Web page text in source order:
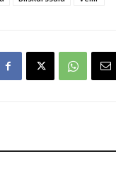
Bílskúrssala